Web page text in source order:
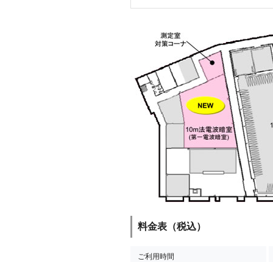
料金表（税込）
ご利用時間